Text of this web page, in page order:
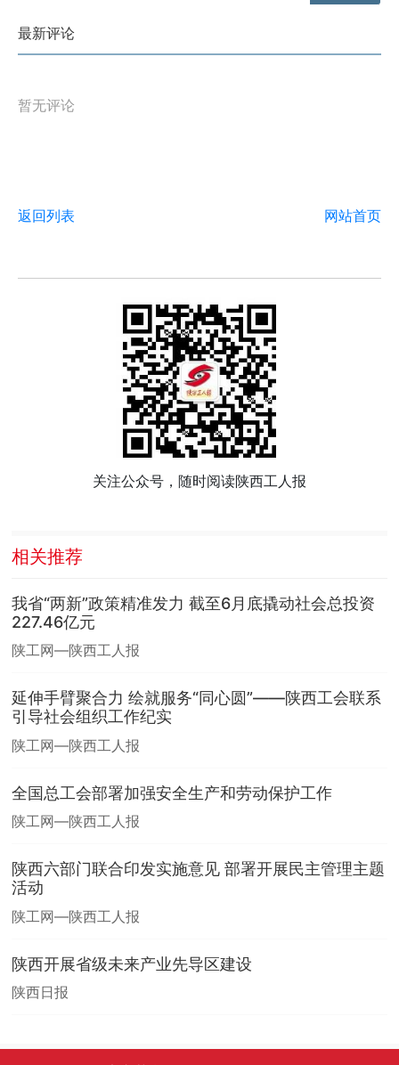
最新评论
暂无评论
返回列表 网站首页
关注公众号，随时阅读陕西工人报
相关推荐
我省“两新”政策精准发力 截至6月底撬动社会总投资
227.46亿元
陕工网—陕西工人报
延伸手臂聚合力 绘就服务“同心圆”——陕西工会联系
引导社会组织工作纪实
陕工网—陕西工人报
全国总工会部署加强安全生产和劳动保护工作
陕工网—陕西工人报
陕西六部门联合印发实施意见 部署开展民主管理主题
活动
陕工网—陕西工人报
陕西开展省级未来产业先导区建设
陕西日报